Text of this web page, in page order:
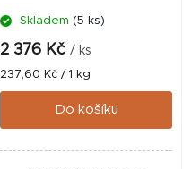
Skladem (5 ks)
2 376 Kč / ks
Měrná
cena:
237,60 Kč / 1 kg
Do košíku